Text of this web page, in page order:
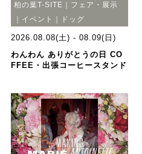
柏の葉T-SITE｜フェア・展示
｜イベント｜ドッグ
2026.08.08(土) - 08.09(日)
わんわん ありがとうの日 CO
FFEE・出張コーヒースタンド